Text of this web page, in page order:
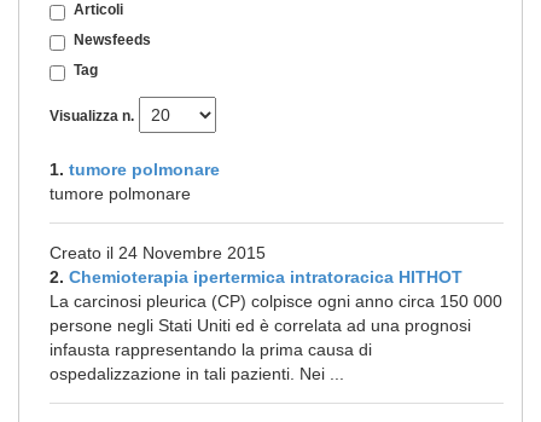
Articoli
Newsfeeds
Tag
Visualizza n.
1. tumore polmonare
tumore polmonare
Creato il 24 Novembre 2015
2. Chemioterapia ipertermica intratoracica HITHOT
La carcinosi pleurica (CP) colpisce ogni anno circa 150 000
persone negli Stati Uniti ed è correlata ad una prognosi
infausta rappresentando la prima causa di
ospedalizzazione in tali pazienti. Nei ...